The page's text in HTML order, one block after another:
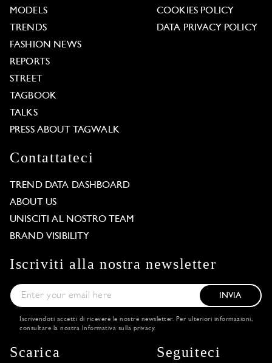
MODELS
TRENDS
FASHION NEWS
REPORTS
STREET
TAGBOOK
TALKS
PRESS ABOUT TAGWALK
COOKIES POLICY
DATA PRIVACY POLICY
Contattateci
TREND DATA DASHBOARD
ABOUT US
UNISCITI AL NOSTRO TEAM
BRAND VISIBILITY
Iscriviti alla nostra newsletter
INVIA
Iscrivendoti accetti di ricevere le nostre newsletter. Per ulteriori informazioni,
consultare la nostra
Informativa sulla privacy.
Scarica
Seguiteci